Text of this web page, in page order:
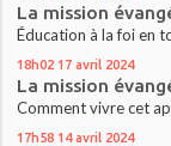
La mission
Éducation à la foi en
18h02 17 avril 2024
La mission
Comment vivre cet
17h58 14 avril 2024